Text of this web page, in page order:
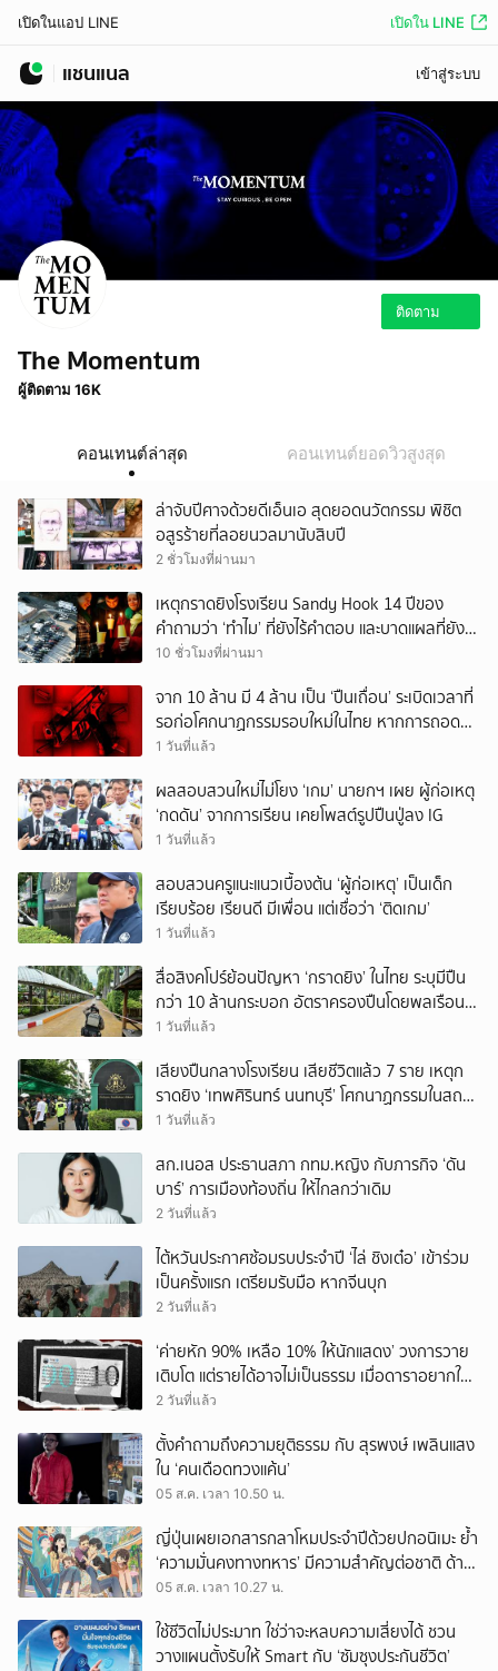
เปิดในแอป LINE เปิดใน LINE
แชนแนล เข้าสู่ระบบ
ติดตาม
The Momentum
ผู้ติดตาม 16K
คอนเทนต์ล่าสุด คอนเทนต์ยอดวิวสูงสุด
ล่าจับปีศาจด้วยดีเอ็นเอ สุดยอดนวัตกรรม พิชิต
อสูรร้ายที่ลอยนวลมานับสิบปี
2 ชั่วโมงที่ผ่านมา
เหตุกราดยิงโรงเรียน Sandy Hook 14 ปีของ
คำถามว่า ‘ทำไม’ ที่ยังไร้คำตอบ และบาดแผลที่ยัง
ทวงความรับผิดชอบไม่จบ
10 ชั่วโมงที่ผ่านมา
จาก 10 ล้าน มี 4 ล้าน เป็น ‘ปืนเถื่อน’ ระเบิดเวลาที่
รอก่อโศกนาฏกรรมรอบใหม่ในไทย หากการถอดบท
เรียนของรัฐเป็นเพียง ‘ลมปาก’
1 วันที่แล้ว
ผลสอบสวนใหม่ไม่โยง ‘เกม’ นายกฯ เผย ผู้ก่อเหตุ
‘กดดัน’ จากการเรียน เคยโพสต์รูปปืนปู่ลง IG
1 วันที่แล้ว
สอบสวนครูแนะแนวเบื้องต้น ‘ผู้ก่อเหตุ’ เป็นเด็ก
เรียบร้อย เรียนดี มีเพื่อน แต่เชื่อว่า ‘ติดเกม’
1 วันที่แล้ว
สื่อสิงคโปร์ย้อนปัญหา ‘กราดยิง’ ในไทย ระบุมีปืน
กว่า 10 ล้านกระบอก อัตราครองปืนโดยพลเรือน
สูงที่สุดในภูมิภาค
1 วันที่แล้ว
เสียงปืนกลางโรงเรียน เสียชีวิตแล้ว 7 ราย เหตุก
ราดยิง ‘เทพศิรินทร์ นนทบุรี’ โศกนาฏกรรมในสถาน
ศึกษา ครั้งที่ 2 ในรอบปี
1 วันที่แล้ว
สก.เนอส ประธานสภา กทม.หญิง กับภารกิจ ‘ดัน
บาร์’ การเมืองท้องถิ่น ให้ไกลกว่าเดิม
2 วันที่แล้ว
ไต้หวันประกาศซ้อมรบประจำปี ‘ไล่ ชิงเต๋อ’ เข้าร่วม
เป็นครั้งแรก เตรียมรับมือ หากจีนบุก
2 วันที่แล้ว
‘ค่ายหัก 90% เหลือ 10% ให้นักแสดง’ วงการวาย
เติบโต แต่รายได้อาจไม่เป็นธรรม เมื่อดาราอยากให้มี
‘สัญญามาตรฐาน’
2 วันที่แล้ว
ตั้งคำถามถึงความยุติธรรม กับ สุรพงษ์ เพลินแสง
ใน ‘คนเดือดทวงแค้น’
05 ส.ค. เวลา 10.50 น.
ญี่ปุ่นเผยเอกสารกลาโหมประจำปีด้วยปกอนิเมะ ย้ำ
‘ความมั่นคงทางทหาร’ มีความสำคัญต่อชาติ ด้าน
จีนเตือน ขออย่าซ้ำรอยประวัติศาสตร์
05 ส.ค. เวลา 10.27 น.
ใช้ชีวิตไม่ประมาท ใช่ว่าจะหลบความเสี่ยงได้ ชวน
วางแผนตั้งรับให้ Smart กับ ‘ซัมซุงประกันชีวิต’